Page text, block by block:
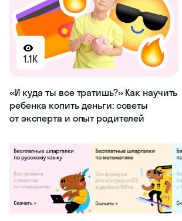
1.1K
«И куда ты все тратишь?» Как научить
ребенка копить деньги: советы
от эксперта и опыт родителей